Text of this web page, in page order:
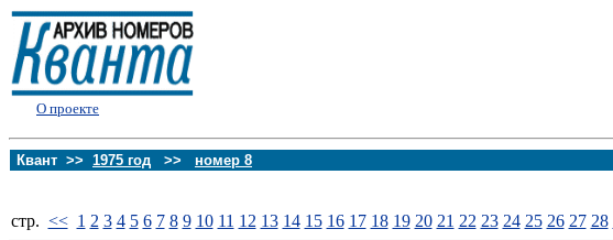
О проекте
Квант >> 1975 год >> номер 8
стp. << 1 2 3 4 5 6 7 8 9 10 11 12 13 14 15 16 17 18 19 20 21 22 23 24 25 26 27 28